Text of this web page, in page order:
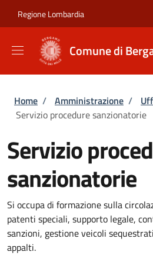
Regione Lombardia
Comune di
Briciole di pane
Home / Amministrazione /
Servizio procedure sanzionatorie
Servizio
sanzionatorie
Si occupa di formazione sulla
patenti speciali, supporto legale,
sanzioni, gestione veicoli
appalti.